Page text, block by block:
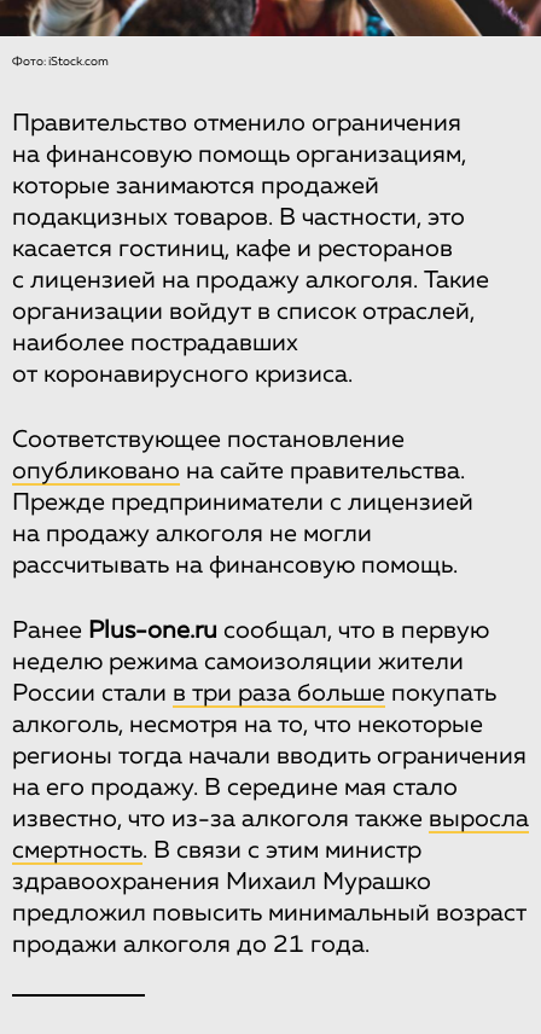
Фото: iStock.com
Правительство отменило ограничения
на финансовую помощь организациям,
которые занимаются продажей
подакцизных товаров. В частности, это
касается гостиниц, кафе и ресторанов
с лицензией на продажу алкоголя. Такие
организации войдут в список отраслей,
наиболее пострадавших
от коронавирусного кризиса.
Соответствующее постановление
опубликовано на сайте правительства.
Прежде предприниматели с лицензией
на продажу алкоголя не могли
рассчитывать на финансовую помощь.
Ранее Plus-one.ru сообщал, что в первую
неделю режима самоизоляции жители
России стали в три раза больше покупать
алкоголь, несмотря на то, что некоторые
регионы тогда начали вводить ограничения
на его продажу. В середине мая стало
известно, что из-за алкоголя также выросла
смертность. В связи с этим министр
здравоохранения Михаил Мурашко
предложил повысить минимальный возраст
продажи алкоголя до 21 года.